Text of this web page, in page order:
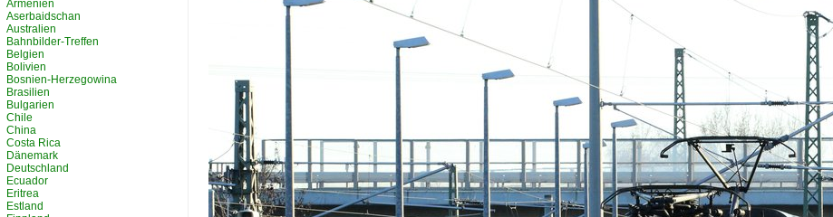
Armenien
Aserbaidschan
Australien
Bahnbilder-Treffen
Belgien
Bolivien
Bosnien-Herzegowina
Brasilien
Bulgarien
Chile
China
Costa Rica
Dänemark
Deutschland
Ecuador
Eritrea
Estland